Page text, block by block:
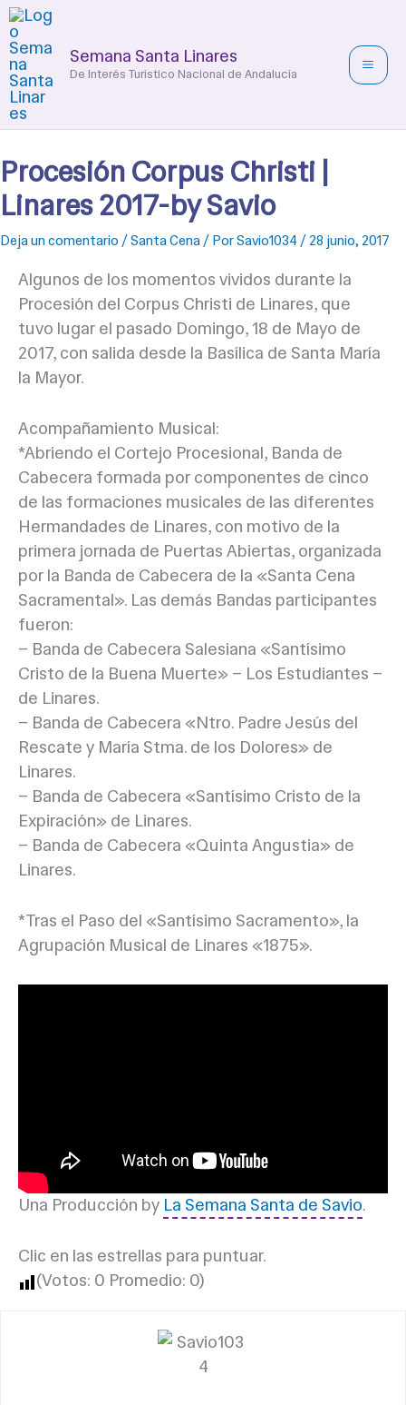
al
contenidoSemana Santa Linares
De Interés Turístico Nacional de Andalucía
Procesión Corpus Christi |
Linares 2017-by Savio
Deja un comentario /Santa Cena / PorSavio1034 / 28 junio, 2017
Algunos de los momentos vividos durante la
Procesión del Corpus Christi de Linares, que
tuvo lugar el pasado Domingo, 18 de Mayo de
2017, con salida desde la Basílica de Santa María
la Mayor.
Acompañamiento Musical:
*Abriendo el Cortejo Procesional, Banda de
Cabecera formada por componentes de cinco
de las formaciones musicales de las diferentes
Hermandades de Linares, con motivo de la
primera jornada de Puertas Abiertas, organizada
por la Banda de Cabecera de la «Santa Cena
Sacramental». Las demás Bandas participantes
fueron:
– Banda de Cabecera Salesiana «Santísimo
Cristo de la Buena Muerte» – Los Estudiantes –
de Linares.
– Banda de Cabecera «Ntro. Padre Jesús del
Rescate y María Stma. de los Dolores» de
Linares.
– Banda de Cabecera «Santísimo Cristo de la
Expiración» de Linares.
– Banda de Cabecera «Quinta Angustia» de
Linares.
*Tras el Paso del «Santísimo Sacramento», la
Agrupación Musical de Linares «1875».
Una Producción by La Semana Santa de Savio.
Clic en las estrellas para puntuar.
(Votos: 0 Promedio: 0)